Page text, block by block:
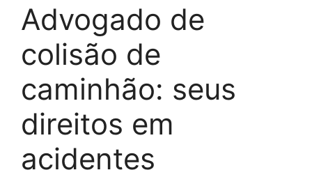
Advogado de
colisão de
caminhão: seus
direitos em
acidentes